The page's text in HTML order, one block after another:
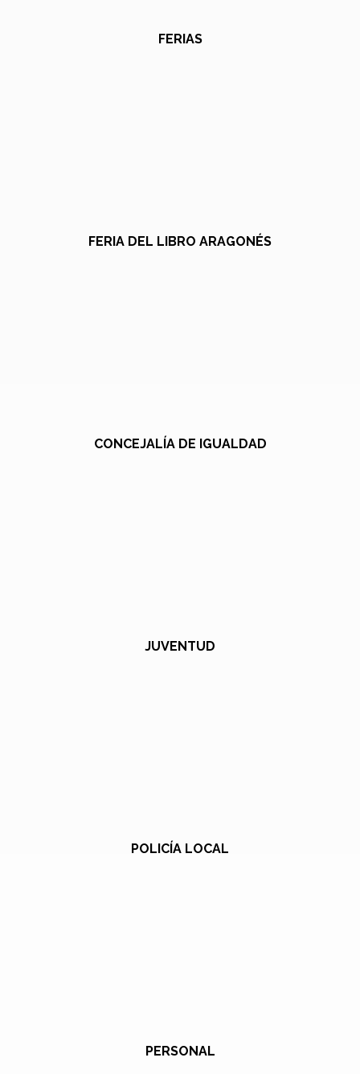
FERIAS
FERIA DEL LIBRO ARAGONÉS
CONCEJALÍA DE IGUALDAD
JUVENTUD
POLICÍA LOCAL
PERSONAL